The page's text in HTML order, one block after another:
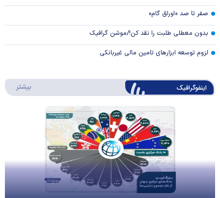
صفر تا صد «اوراق گام»
بدون معطلی طلبت را نقد کن!/موشن گرافیک
لزوم توسعه ابزارهای تامین مالی غیربانکی
اینفوگرافیک بیشتر